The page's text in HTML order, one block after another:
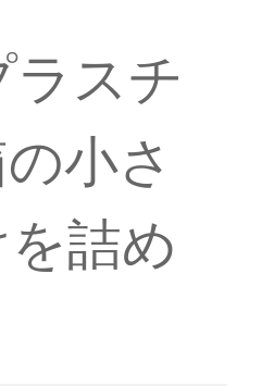
スチ
小さ
詰め